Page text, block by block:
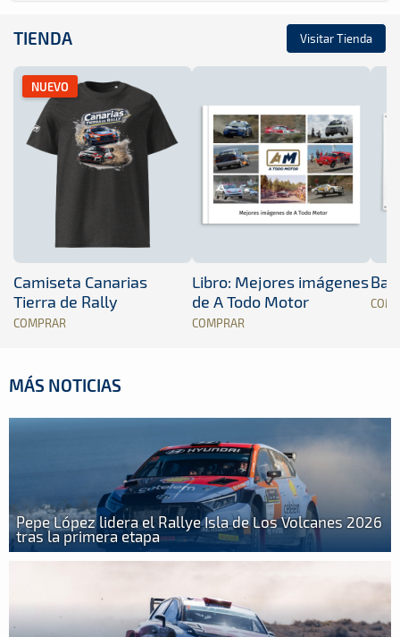
TIENDA Visitar Tienda
NUEVO
Camiseta Canarias
Tierra de Rally
COMPRAR
Libro: Mejores imágenes
de A Todo Motor
COMPRAR
MÁS NOTICIAS
Pepe López lidera el Rallye Isla de Los Volcanes 2026
tras la primera etapa